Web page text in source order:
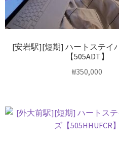
[安岩駅][短期] ハートステイ
【505ADT】
₩350,000